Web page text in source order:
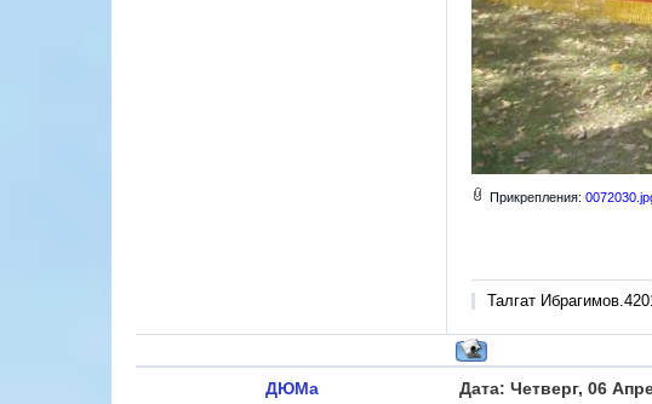
Прикрепления:
Талгат
ДЮМа Дата: Четверг, 06